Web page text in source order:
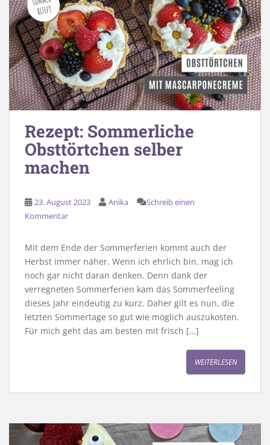
Rezept: Sommerliche
Obsttörtchen selber
machen
23. August 2023 Anika
Schreib einen
Kommentar
Mit dem Ende der Sommerferien kommt auch der
Herbst immer näher. Wenn ich ehrlich bin, mag ich
noch gar nicht daran denken. Denn dank der
verregneten Sommerferien kam das Sommerfeeling
dieses Jahr eindeutig zu kurz. Daher gilt es nun, die
letzten Sommertage so gut wie möglich auszukosten.
Für mich geht das am besten mit frisch […]
WEITERLESEN